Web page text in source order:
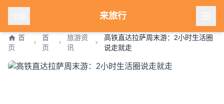
来旅行
首
页
首
页
旅游资
讯
高铁直达拉萨周末游：2小时生活圈
说走就走